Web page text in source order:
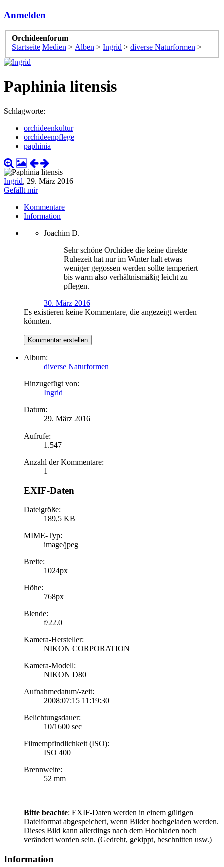
Anmelden
Orchideenforum
Startseite Medien > Alben > Ingrid > diverse Naturformen >
Paphinia litensis
Schlagworte:
orchideenkultur
orchideenpflege
paphinia
Ingrid, 29. März 2016
Gefällt mir
Kommentare
Information
Joachim D.
Sehr schöne Orchidee die keine direkte
Ruhezeit hat nur im Winter halt etwas
weniger gegossen werden sollte temperiert
bis warm also verhältnismäßig leicht zu
pflegen.
30. März 2016
Es existieren keine Kommentare, die angezeigt werden
könnten.
Album:
diverse Naturformen
Hinzugefügt von:
Ingrid
Datum:
29. März 2016
Aufrufe:
1.547
Anzahl der Kommentare:
1
EXIF-Daten
Dateigröße:
189,5 KB
MIME-Typ:
image/jpeg
Breite:
1024px
Höhe:
768px
Blende:
f/22.0
Kamera-Hersteller:
NIKON CORPORATION
Kamera-Modell:
NIKON D80
Aufnahmedatum/-zeit:
2008:07:15 11:19:30
Belichtungsdauer:
10/1600 sec
Filmempfindlichkeit (ISO):
ISO 400
Brennweite:
52 mm
Bitte beachte: EXIF-Daten werden in einem gültigen
Dateiformat abgespeichert, wenn Bilder hochgeladen werden.
Dieses Bild kann allerdings nach dem Hochladen noch
verändert worden sein. (Gedreht, gekippt, beschnitten usw.)
Information